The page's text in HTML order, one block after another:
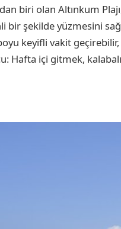
biri olan Altınkum
bir şekilde yüzmesini
keyifli vakit geçirebilir,
Hafta içi gitmek,